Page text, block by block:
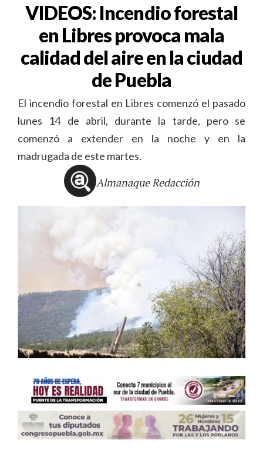
VIDEOS: Incendio forestal
en Libres provoca mala
calidad del aire en la ciudad
de Puebla
El incendio forestal en Libres comenzó el pasado
lunes 14 de abril, durante la tarde, pero se
comenzó a extender en la noche y en la
madrugada de este martes.
Almanaque Redacción